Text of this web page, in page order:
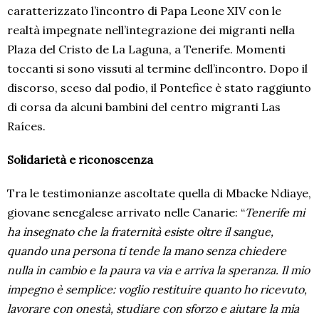
caratterizzato l’incontro di Papa Leone XIV con le
realtà impegnate nell’integrazione dei migranti nella
Plaza del Cristo de La Laguna, a Tenerife. Momenti
toccanti si sono vissuti al termine dell’incontro. Dopo il
discorso, sceso dal podio, il Pontefice è stato raggiunto
di corsa da alcuni bambini del centro migranti Las
Raíces.
Solidarietà e riconoscenza
Tra le testimonianze ascoltate quella di Mbacke Ndiaye,
giovane senegalese arrivato nelle Canarie: “Tenerife mi
ha insegnato che la fraternità esiste oltre il sangue,
quando una persona ti tende la mano senza chiedere
nulla in cambio e la paura va via e arriva la speranza. Il mio
impegno è semplice: voglio restituire quanto ho ricevuto,
lavorare con onestà, studiare con sforzo e aiutare la mia